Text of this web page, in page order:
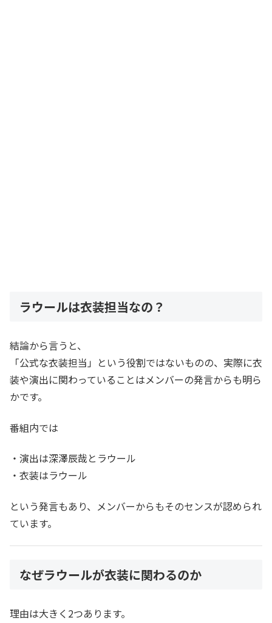
ラウールは衣装担当なの？
結論から言うと、
「公式な衣装担当」という役割ではないものの、実際に衣
装や演出に関わっていることはメンバーの発言からも明ら
かです。
番組内では
・演出は深澤辰哉とラウール
・衣装はラウール
という発言もあり、メンバーからもそのセンスが認められ
ています。
なぜラウールが衣装に関わるのか
理由は大きく2つあります。